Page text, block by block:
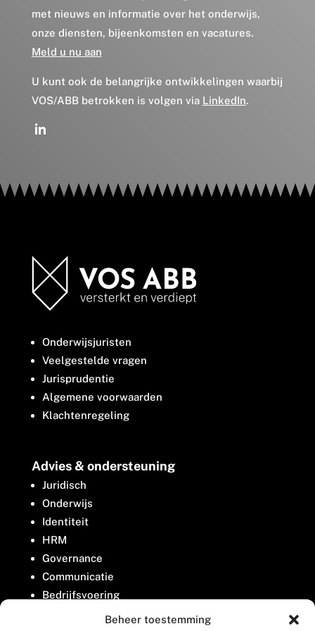
Beheer toestemming
met nieuws en informatie over het onderwijs,
onze diensten, bijeenkomsten en vacatures.
Meld u nu aan
U kunt ook de belangrijke ontwikkelingen waarbij
VOS/ABB betrokken is volgen via LinkedIn.
Onderwijsjuristen
Veelgestelde vragen
Jurisprudentie
Algemene voorwaarden
Klachtenregeling
Advies & ondersteuning
Juridisch
Onderwijs
Identiteit
HRM
Governance
Communicatie
Bedrijfsvoering
Belangenbehartiging